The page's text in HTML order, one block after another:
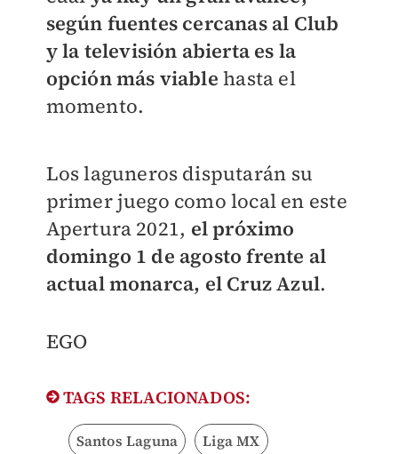
según fuentes cercanas al Club
y la televisión abierta es la
opción más viable hasta el
momento.
Los laguneros disputarán su
primer juego como local en este
Apertura 2021, el próximo
domingo 1 de agosto frente al
actual monarca, el Cruz Azul.
EGO
TAGS RELACIONADOS:
Santos Laguna Liga MX